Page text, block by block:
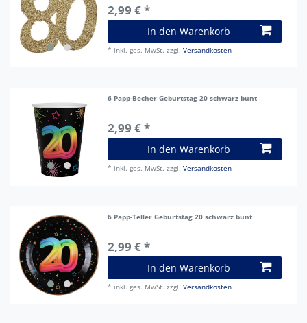
2,99 € *
In den Warenkorb
* inkl. ges. MwSt. zzgl.Versandkosten
6 Papp-Becher Geburtstag 20 schwarz bunt
2,99 € *
In den Warenkorb
* inkl. ges. MwSt. zzgl.Versandkosten
6 Papp-Teller Geburtstag 20 schwarz bunt
2,99 € *
In den Warenkorb
* inkl. ges. MwSt. zzgl.Versandkosten